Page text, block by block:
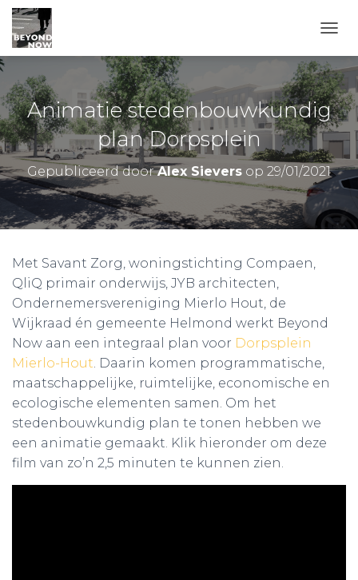
Animatie stedenbouwkundig
plan Dorpsplein
Gepubliceerd doorAlex Sievers op 29/01/2021
Met Savant Zorg, woningstichting Compaen,
QliQ primair onderwijs, JYB architecten,
Ondernemersvereniging Mierlo Hout, de
Wijkraad én gemeente Helmond werkt Beyond
Now aan een integraal plan voor Dorpsplein
Mierlo-Hout. Daarin komen programmatische,
maatschappelijke, ruimtelijke, economische en
ecologische elementen samen. Om het
stedenbouwkundig plan te tonen hebben we
een animatie gemaakt. Klik hieronder om deze
film van zo’n 2,5 minuten te kunnen zien.